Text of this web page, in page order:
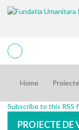
Home Proiecte
Subscribe to this RSS
PROIECTE DE